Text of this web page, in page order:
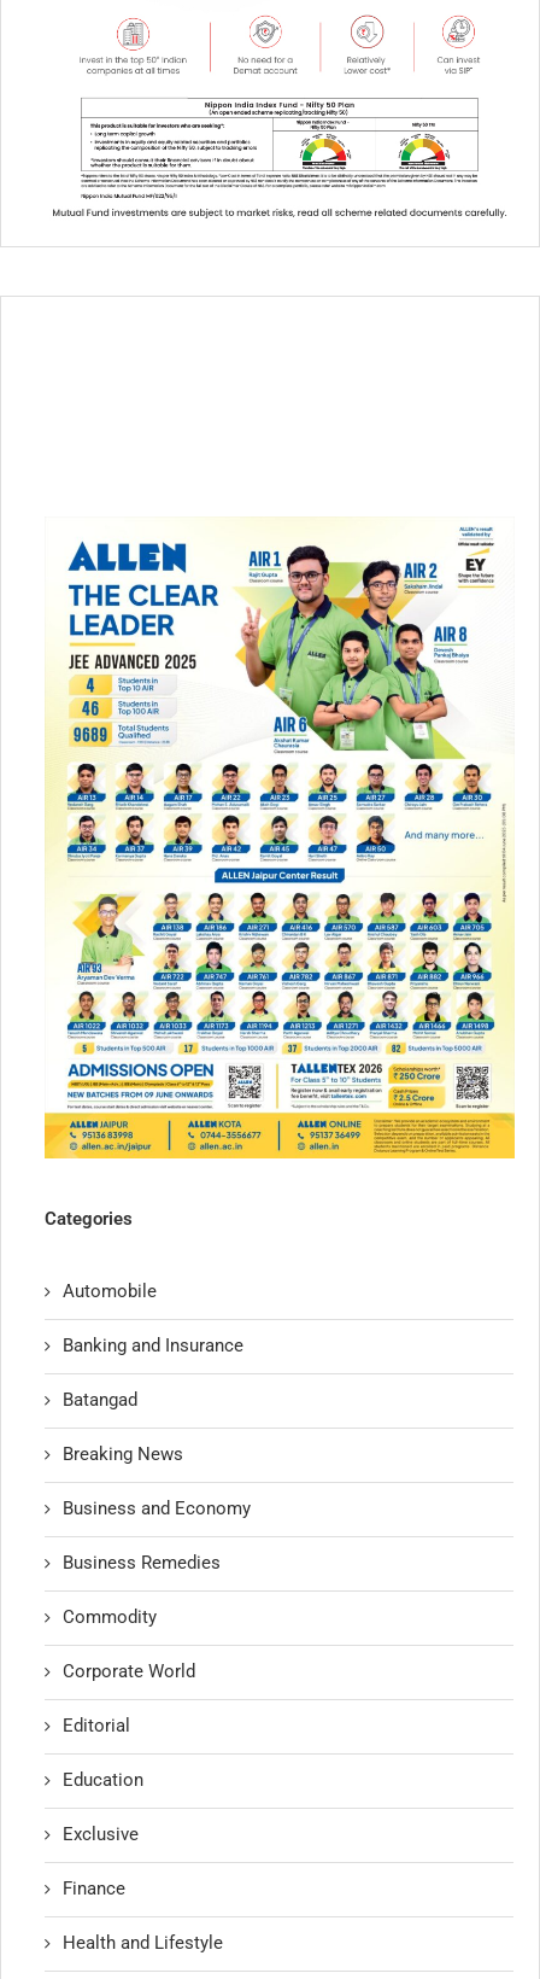
Categories
Automobile
Banking and Insurance
Batangad
Breaking News
Business and Economy
Business Remedies
Commodity
Corporate World
Editorial
Education
Exclusive
Finance
Health and Lifestyle